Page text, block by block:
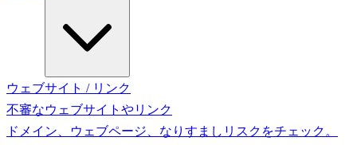
ウェブサイト / リンク
不審なウェブサイトやリンク
ドメイン、ウェブページ、なりすましリスクをチェック。